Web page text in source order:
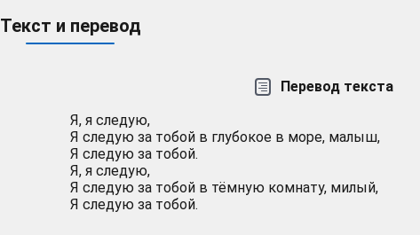
Текст и перевод
Перевод текста
Я, я следую,
Я следую за тобой в глубокое в море, малыш,
Я следую за тобой.
Я, я следую,
Я следую за тобой в тёмную комнату, милый,
Я следую за тобой.